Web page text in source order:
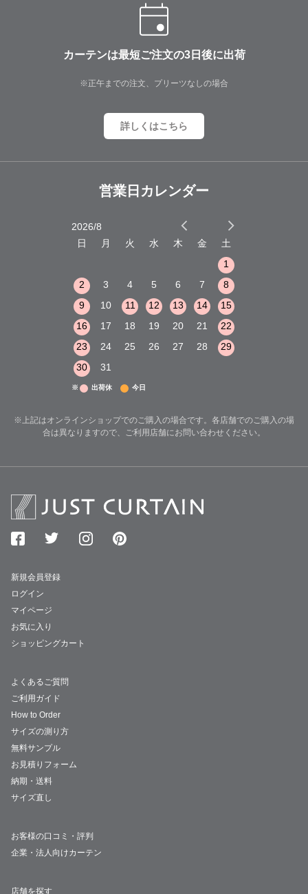
カーテンは最短ご注文の3日後に出荷
※正午までの注文、プリーツなしの場合
詳しくはこちら
営業日カレンダー
2026/8
日
月 火 水 木 金
土
1
2
3 4 5 6 7
8
9
10 11 12 13 14
15
16
17 18 19 20 21
22
23
24 25 26 27 28
29
30
31
※ 出荷休 今日
※上記はオンラインショップでのご購入の場合です。各店舗でのご購入の場
合は異なりますので、ご利用店舗にお問い合わせください。
新規会員登録
ログイン
マイページ
お気に入り
ショッピングカート
よくあるご質問
ご利用ガイド
How to Order
サイズの測り方
無料サンプル
お見積りフォーム
納期・送料
サイズ直し
お客様の口コミ・評判
企業・法人向けカーテン
店舗を探す